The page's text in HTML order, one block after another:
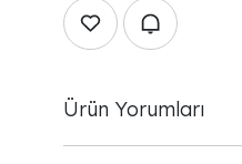
Ürün Yorumları